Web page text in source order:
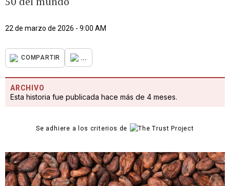
22 de marzo de 2026 - 9:00 AM
COMPARTIR ...
ARCHIVO
Esta historia fue publicada hace más de 4 meses.
Se adhiere a los criterios de